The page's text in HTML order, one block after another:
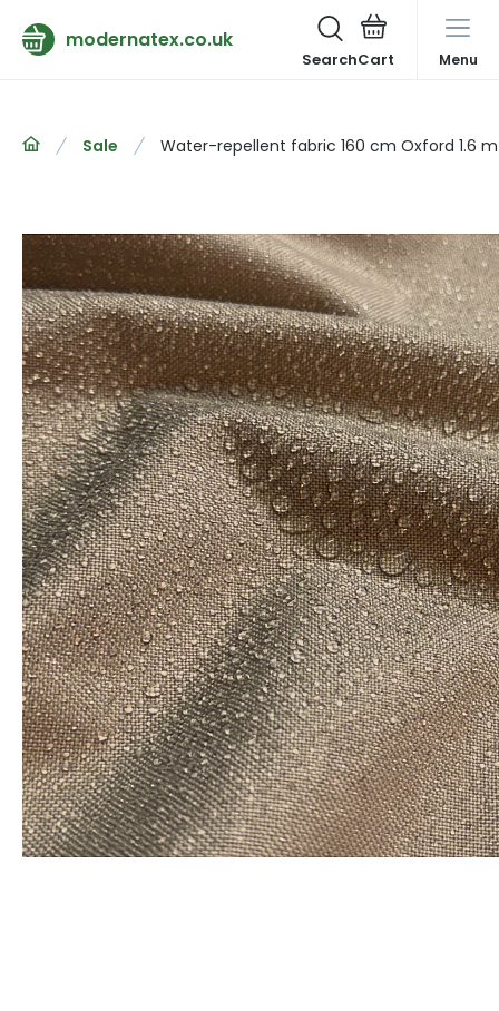
modernatex.co.uk
Search Menu
Sale Water-repellent fabric 160 cm Oxford 1.6